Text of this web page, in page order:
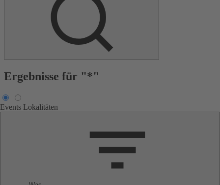
Ergebnisse für "*"
Events Lokalitäten